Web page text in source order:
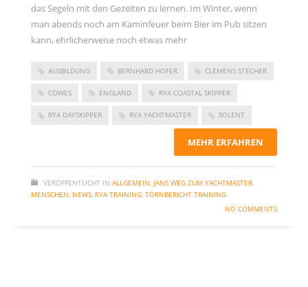
November 2023
September 2023
Mai 2023
März 2023
Dezember 2022
Februar 2022
das Segeln mit den Gezeiten zu lernen. Im Winter, wenn
man abends noch am Kaminfeuer beim Bier im Pub sitzen
kann, ehrlicherweise noch etwas mehr
AUSBILDUNG BERNHARD HOFER CLEMENS STECHER
COWES ENGLAND RYA COASTAL SKIPPER
RYA DAYSKIPPER RYA YACHTMASTER SOLENT
MEHR ERFAHREN
VERÖFFENTLICHT IN ALLGEMEIN JANS WEG ZUM YACHTMASTER
MENSCHEN NEWS RYA TRAINING TÖRNBERICHT TRAINING
NO COMMENTS